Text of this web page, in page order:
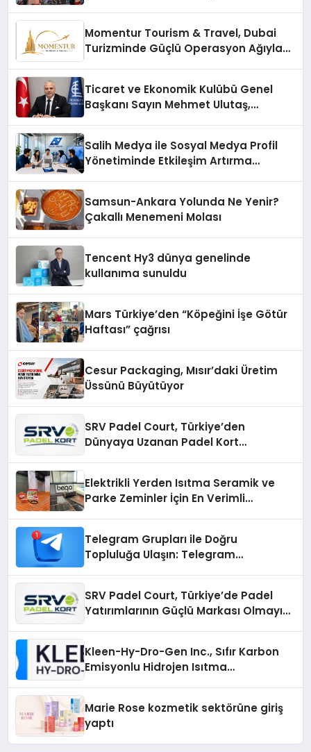
Momentur Tourism & Travel, Dubai
Turizminde Güçlü Operasyon Ağıyla
Ticaret ve Ekonomik Kulübü Genel
Başkanı Sayın Mehmet Ulutaş,
Salih Medya ile Sosyal Medya Profil
Yönetiminde Etkileşim Artırma
Samsun-Ankara Yolunda Ne Yenir?
Çakallı Menemeni Molası
Tencent Hy3 dünya genelinde
kullanıma sunuldu
Mars Türkiye’den “Köpeğini İşe Götür
Haftası” çağrısı
Cesur Packaging, Mısır’daki Üretim
Üssünü Büyütüyor
SRV Padel Court, Türkiye’den
Dünyaya Uzanan Padel Kort
Elektrikli Yerden Isıtma Seramik ve
Parke Zeminler İçin En Verimli
Telegram Grupları ile Doğru
Topluluğa Ulaşın: Telegram
SRV Padel Court, Türkiye’de Padel
Yatırımlarının Güçlü Markası Olmayı
Kleen-Hy-Dro-Gen Inc., Sıfır Karbon
Emisyonlu Hidrojen Isıtma
Marie Rose kozmetik sektörüne giriş
yaptı